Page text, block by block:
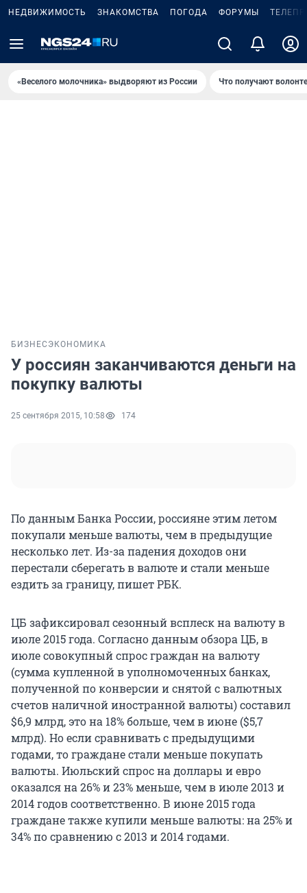
НЕДВИЖИМОСТЬ ЗНАКОМСТВА ПОГОДА ФОРУМЫ
«Веселого молочника» выдворяют из России Что получают
БИЗНЕС ЭКОНОМИКА
У россиян заканчиваются деньги на
покупку валюты
25 сентября 2015, 10:58 174
По данным Банка России, россияне этим летом
покупали меньше валюты, чем в предыдущие
несколько лет. Из-за падения доходов они
перестали сберегать в валюте и стали меньше
ездить за границу, пишет РБК.
ЦБ зафиксировал сезонный всплеск на валюту в
июле 2015 года. Согласно данным обзора ЦБ, в
июле совокупный спрос граждан на валюту
(сумма купленной в уполномоченных банках,
полученной по конверсии и снятой с валютных
счетов наличной иностранной валюты) составил
$6,9 млрд, это на 18% больше, чем в июне ($5,7
млрд). Но если сравнивать с предыдущими
годами, то граждане стали меньше покупать
валюты. Июльский спрос на доллары и евро
оказался на 26% и 23% меньше, чем в июле 2013 и
2014 годов соответственно. В июне 2015 года
граждане также купили меньше валюты: на 25% и
34% по сравнению с 2013 и 2014 годами.